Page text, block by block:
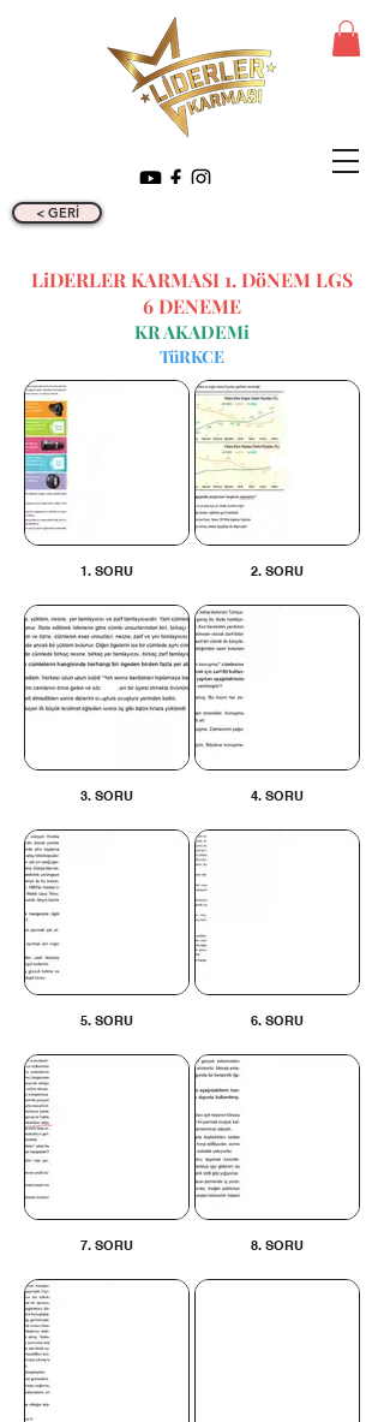
< GERİ
LiDERLER KARMASI 1. DöNEM LGS
6 DENEME
KR AKADEMi
TüRKCE
1. SORU 2. SORU
3. SORU 4. SORU
5. SORU 6. SORU
7. SORU 8. SORU